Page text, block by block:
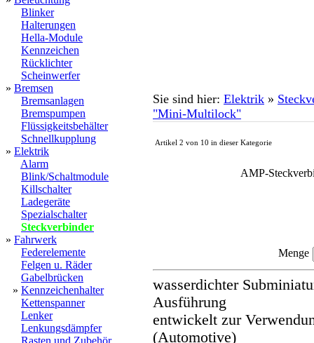
Blinker
Halterungen
Hella-Module
Kennzeichen
Rücklichter
Scheinwerfer
» Bremsen
Bremsanlagen
Bremspumpen
Flüssigkeitsbehälter
Schnellkupplung
» Elektrik
Alarm
Blink/Schaltmodule
Killschalter
Ladegeräte
Spezialschalter
Steckverbinder
» Fahrwerk
Federelemente
Felgen u. Räder
Gabelbrücken
» Kennzeichenhalter
Kettenspanner
Lenker
Lenkungsdämpfer
Rasten und Zubehör
Sie sind hier: Elektrik »
"Mini-Multilock"
Artikel 2 von 10 in dieser Kategorie
AMP-
Menge
wasserdichter
Ausführung
entwickelt zur
(Automotive)